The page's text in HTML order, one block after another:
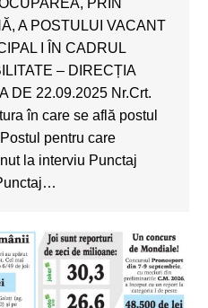
A POSTULUI VACANT
I ÎN CADRUL
– DIRECȚIA
DE 22.09.2025 Nr.Crt.
în care se află postul
pentru care
la interviu Punctaj